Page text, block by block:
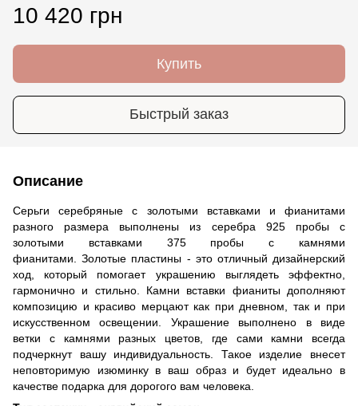
10 420 грн
Купить
Быстрый заказ
Описание
Серьги серебряные с золотыми вставками и фианитами
разного размера выполнены из серебра 925 пробы с
золотыми вставками 375 пробы с камнями
фианитами. Золотые пластины - это отличный дизайнерский
ход, который помогает украшению выглядеть эффектно,
гармонично и стильно. Камни вставки фианиты дополняют
композицию и красиво мерцают как при дневном, так и при
искусственном освещении. Украшение выполнено в виде
ветки с камнями разных цветов, где сами камни всегда
подчеркнут вашу индивидуальность. Такое изделие внесет
неповторимую изюминку в ваш образ и будет идеально в
качестве подарка для дорогого вам человека.